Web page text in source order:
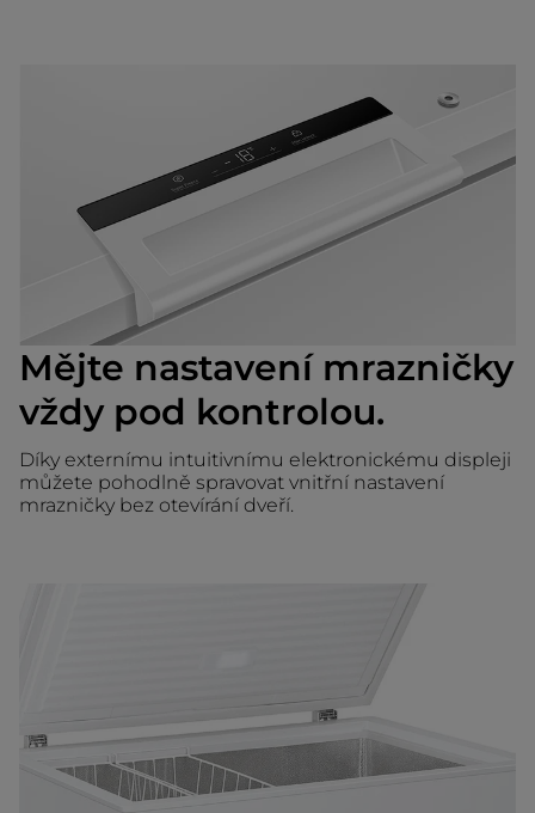
Mějte nastavení mrazničky
vždy pod kontrolou.
Díky externímu intuitivnímu elektronickému displeji
můžete pohodlně spravovat vnitřní nastavení
mrazničky bez otevírání dveří.